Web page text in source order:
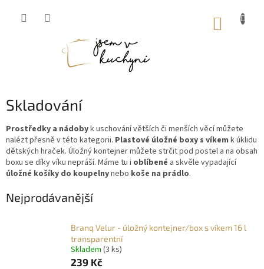
Skladování
Prostředky a nádobyk uschování větších či menších věcí můžete
nalézt přesně v této kategorii. Plastové úložné boxy s víkem k úklidu
dětských hraček. Úložný kontejner můžete strčit pod postel a na obsah
boxu se díky víku nepráší. Máme tu i oblíbené a skvěle vypadající
úložné košíky do koupelnynebo koše na prádlo.
Nejprodávanější
Branq Velur - úložný kontejner/box s víkem 16 l
transparentní
Skladem (3 ks)
239 Kč